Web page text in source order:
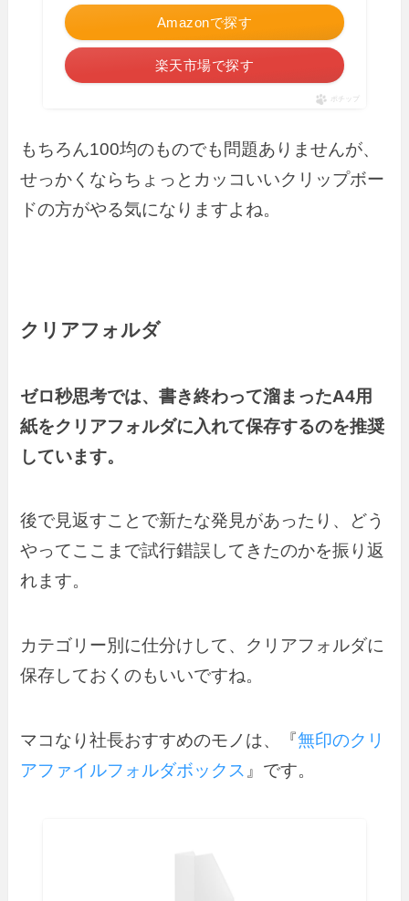
Amazonで探す
楽天市場で探す
ポチップ
もちろん100均のものでも問題ありませんが、
せっかくならちょっとカッコいいクリップボー
ドの方がやる気になりますよね。
クリアフォルダ
ゼロ秒思考では、書き終わって溜まったA4用
紙をクリアフォルダに入れて保存するのを推奨
しています。
後で見返すことで新たな発見があったり、どう
やってここまで試行錯誤してきたのかを振り返
れます。
カテゴリー別に仕分けして、クリアフォルダに
保存しておくのもいいですね。
マコなり社長おすすめのモノは、『無印のクリ
アファイルフォルダボックス 』です。